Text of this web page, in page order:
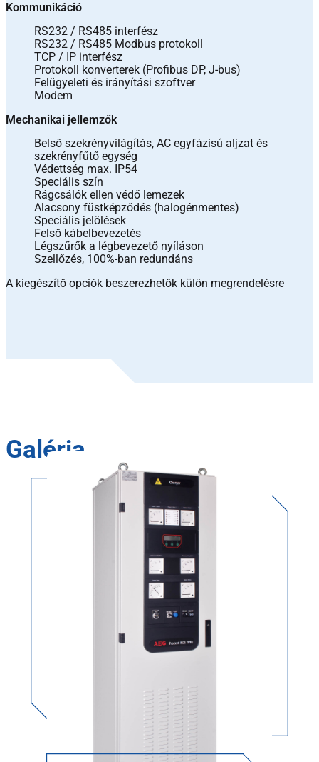
Kommunikáció
RS232 / RS485 interfész
RS232 / RS485 Modbus protokoll
TCP / IP interfész
Protokoll konverterek (Profibus DP, J-bus)
Felügyeleti és irányítási szoftver
Modem
Mechanikai jellemzők
Belső szekrényvilágítás, AC egyfázisú aljzat és
szekrényfűtő egység
Védettség max. IP54
Speciális szín
Rágcsálók ellen védő lemezek
Alacsony füstképződés (halogénmentes)
Speciális jelölések
Felső kábelbevezetés
Légszűrők a légbevezető nyíláson
Szellőzés, 100%-ban redundáns
A kiegészítő opciók beszerezhetők külön megrendelésre
Galéria